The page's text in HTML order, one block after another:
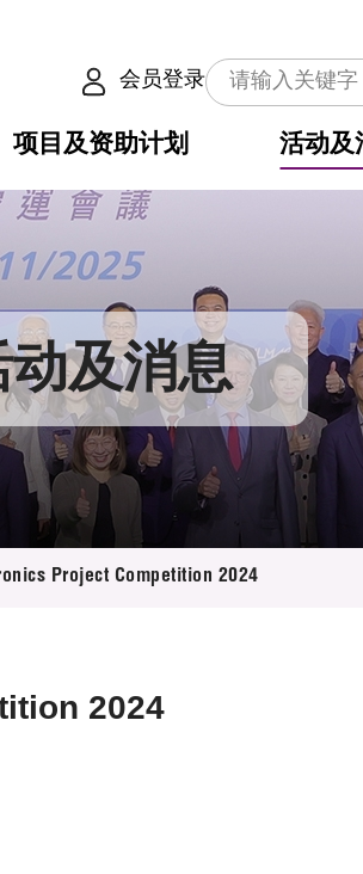
会员登录
项目及资助计划 活动及
动及消息
Project Competition 2024
2024